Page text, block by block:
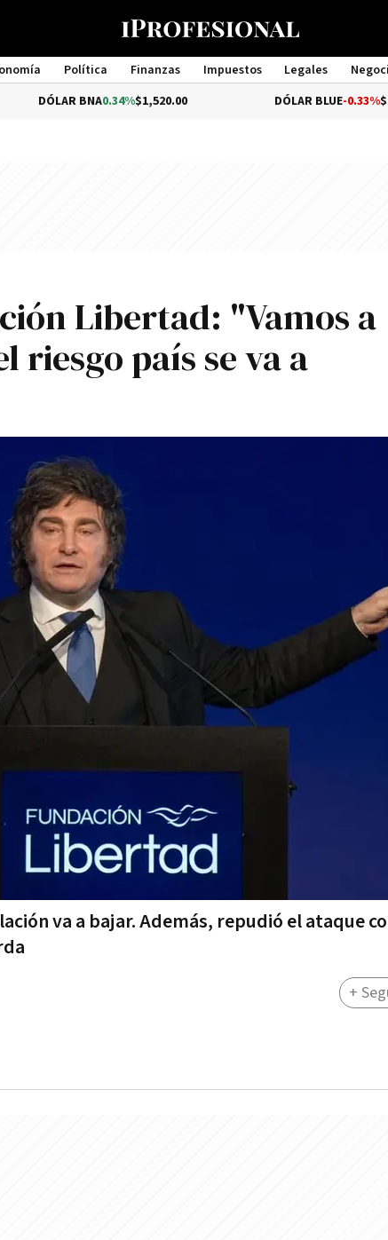
Política Finanzas Impuestos Legales
Management
BNA0.34% $1,520.00 DÓLAR BLUE-0.33%$1,540.00
Libertad: "Vamos a
riesgo país se va a
va a bajar. Además, repudió el ataque
+